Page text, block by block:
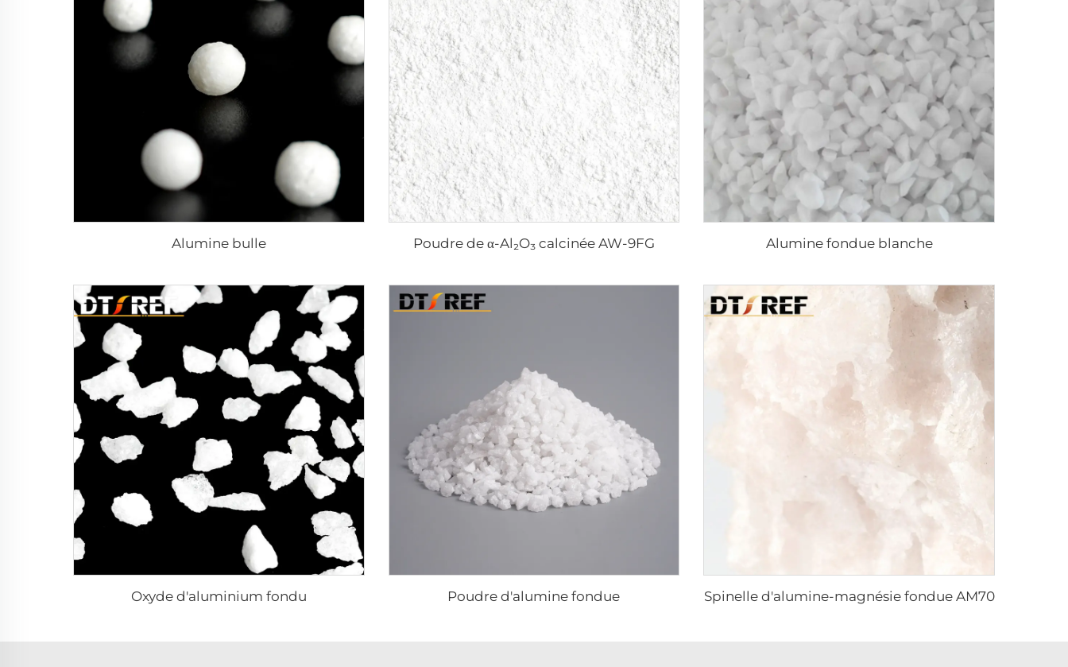
Alumine bulle Poudre de α-Al₂O₃ calcinée AW-9FG Alumine fondue blanche
Oxyde d'aluminium fondu Poudre d'alumine fondue Spinelle d'alumine-magnésie fondue AM70